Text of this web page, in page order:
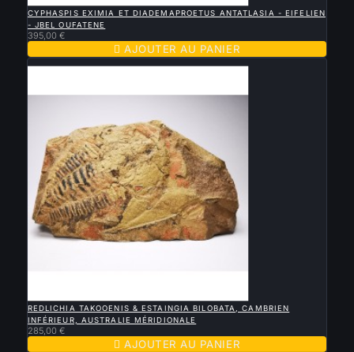
CYPHASPIS EXIMIA ET DIADEMAPROETUS ANTATLASIA - EIFELIEN
- JBEL OUFATENE
395,00 €
 AJOUTER AU PANIER
REDLICHIA TAKOOENIS & ESTAINGIA BILOBATA, CAMBRIEN
INFÉRIEUR, AUSTRALIE MÉRIDIONALE
285,00 €
 AJOUTER AU PANIER